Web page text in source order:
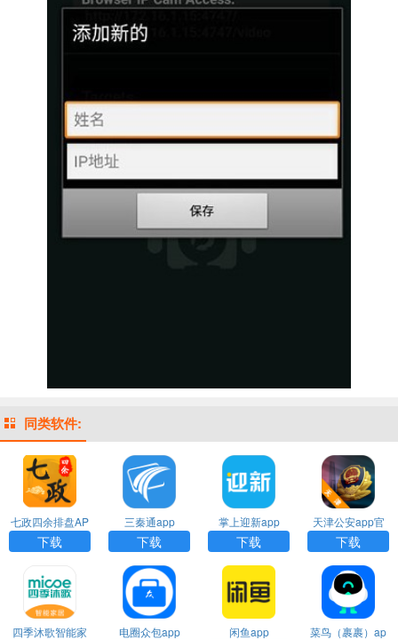
同类软件:
七政四余排盘AP
P
下载
三秦通app
下载
掌上迎新app
下载
天津公安app官
方免费下载
下载
四季沐歌智能家
电圈众包app 闲鱼app
菜鸟（裹裹）ap